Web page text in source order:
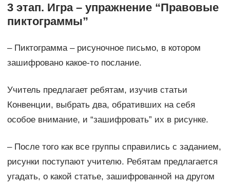
3 этап. Игра – упражнение “Правовые
пиктограммы”
– Пиктограмма – рисуночное письмо, в котором
зашифровано какое-то послание.
Учитель предлагает ребятам, изучив статьи
Конвенции, выбрать два, обративших на себя
особое внимание, и “зашифровать” их в рисунке.
– После того как все группы справились с заданием,
рисунки поступают учителю. Ребятам предлагается
угадать, о какой статье, зашифрованной на другом